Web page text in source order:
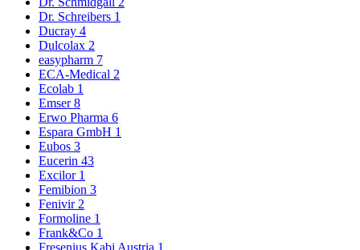
Dr. Schreibers 1
Ducray 4
Dulcolax 2
easypharm 7
ECA-Medical 2
Ecolab 1
Emser8
Erwo Pharma 6
Espara GmbH 1
Eubos 3
Eucerin 43
Excilor 1
Femibion 3
Fenivir 2
Formoline 1
Frank&Co 1